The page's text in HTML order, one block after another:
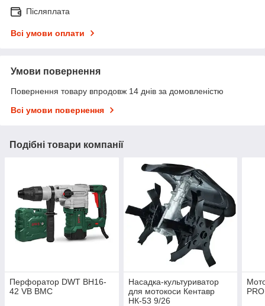
Післяплата
Всі умови оплати
Умови повернення
Повернення товару впродовж 14 днів за домовленістю
Всі умови повернення
Подібні товари компанії
Перфоратор DWT BH16-
42 VB BMC
Насадка-культуриватор
для мотокоси Кентавр
НК-53 9/26
PRO